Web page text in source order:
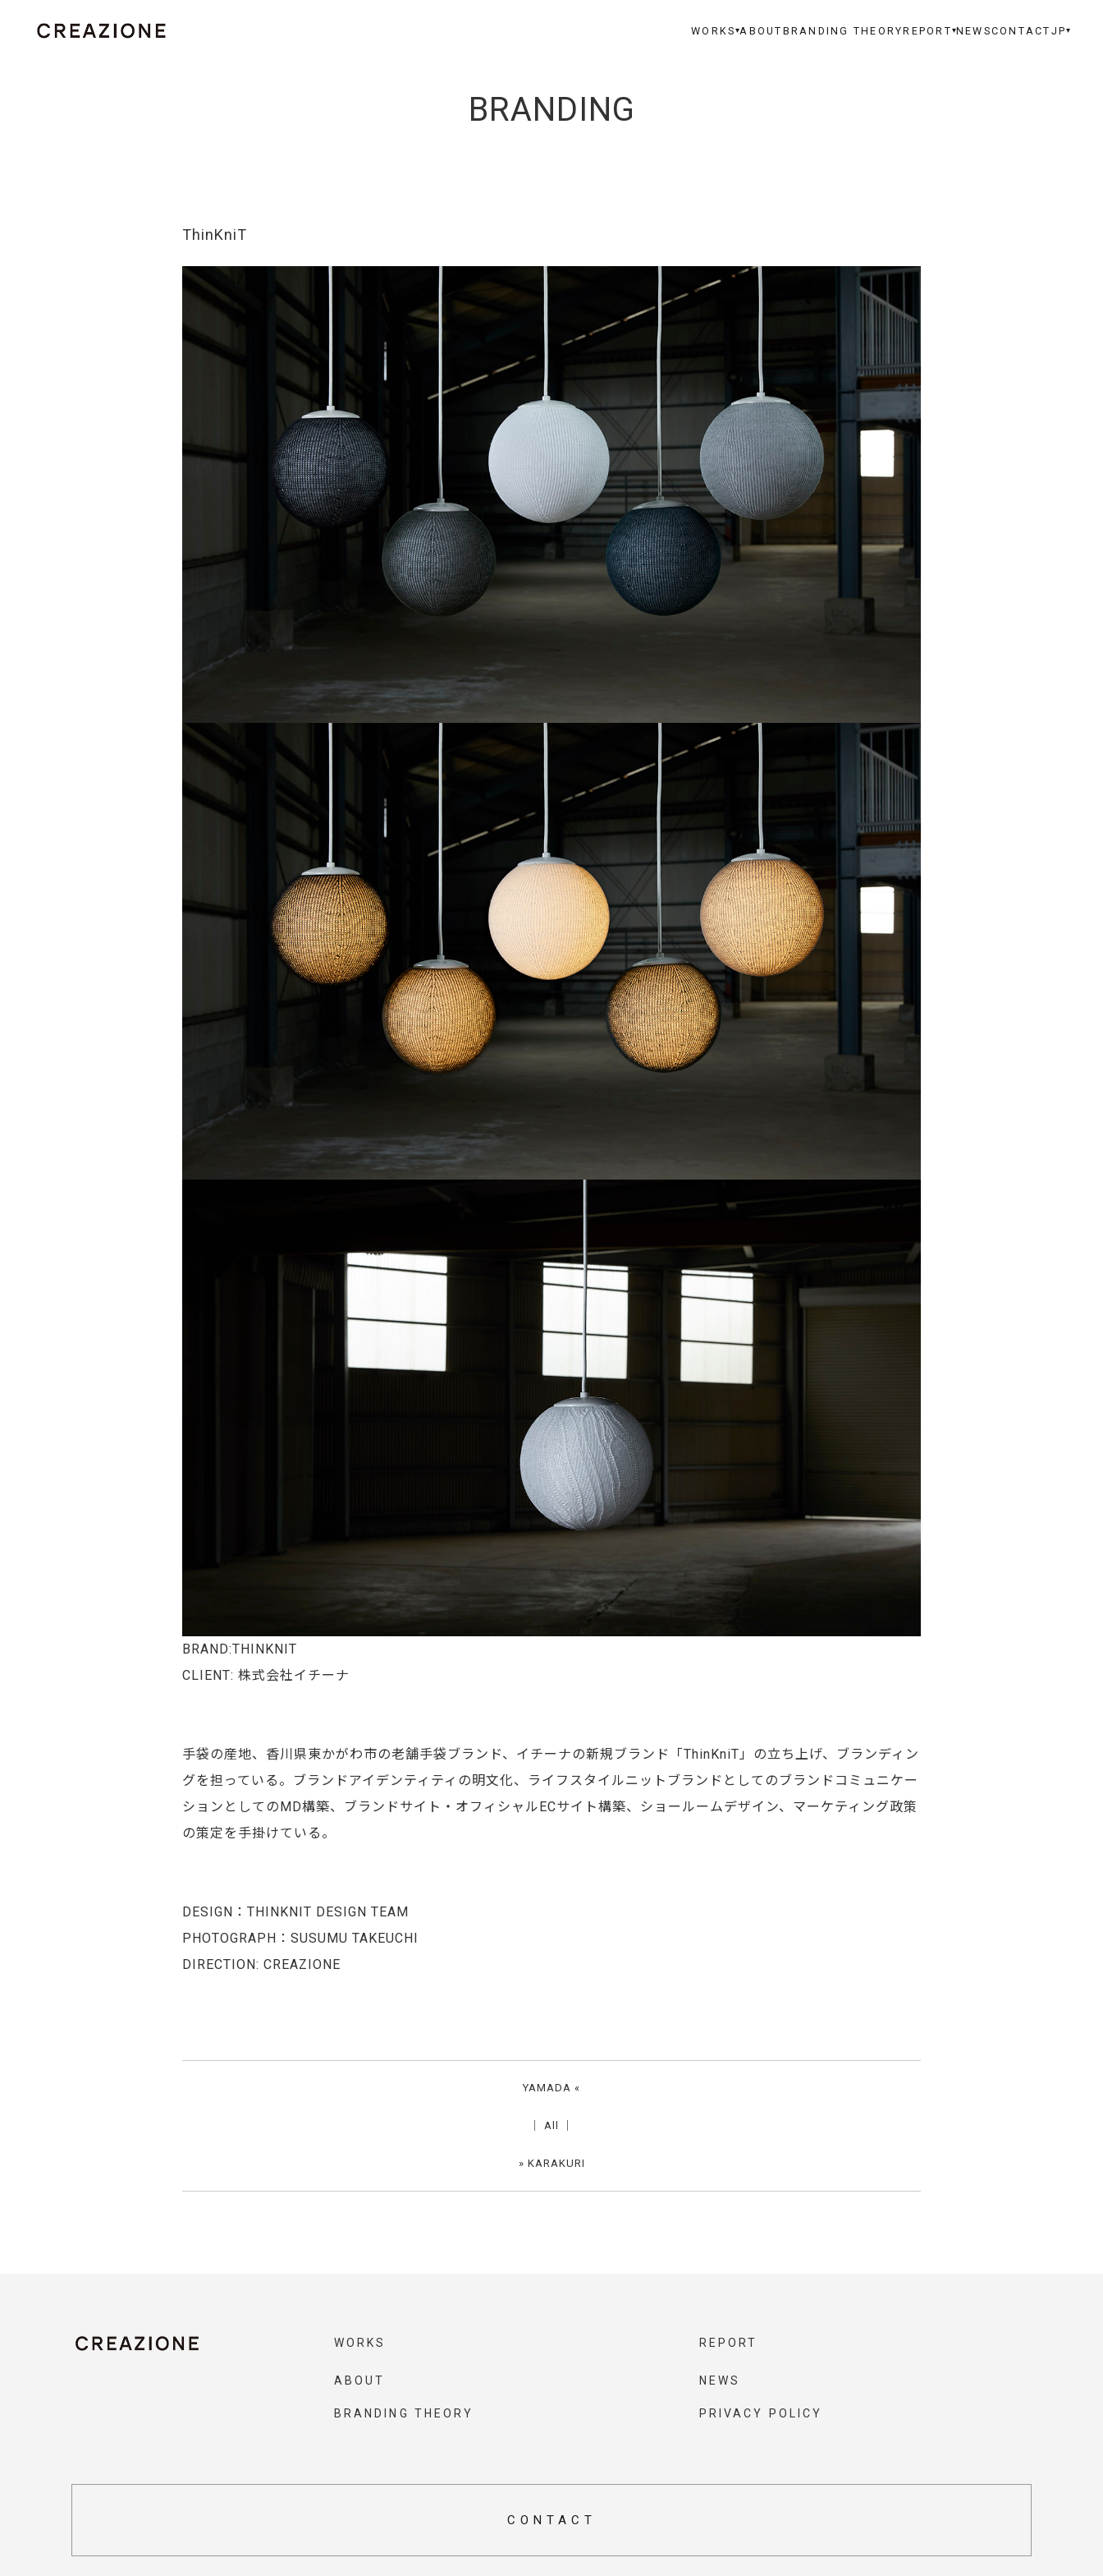
WORKS▾ABOUT BRANDING THEORYREPORT▾NEWSCONTACT JP▾
BRANDING
ThinKniT
BRAND:THINKNIT
CLIENT: 株式会社イチーナ
手袋の産地、香川県東かがわ市の老舗手袋ブランド、イチーナの新規ブランド「ThinKniT」の立ち上げ、ブランディン
グを担っている。ブランドアイデンティティの明文化、ライフスタイルニットブランドとしてのブランドコミュニケー
ションとしてのMD構築、ブランドサイト・オフィシャルECサイト構築、ショールームデザイン、マーケティング政策
の策定を手掛けている。
DESIGN：THINKNIT DESIGN TEAM
PHOTOGRAPH：SUSUMU TAKEUCHI
DIRECTION: CREAZIONE
YAMADA «
All
» KARAKURI
WORKS
ABOUT
BRANDING THEORY
REPORT
NEWS
PRIVACY POLICY
CONTACT